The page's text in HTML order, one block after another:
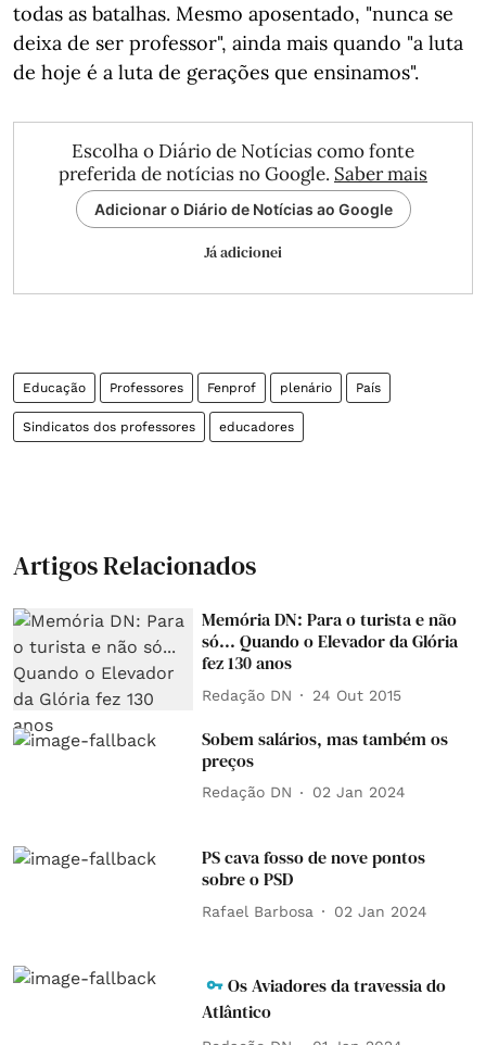
todas as batalhas. Mesmo aposentado, "nunca se
deixa de ser professor", ainda mais quando "a luta
de hoje é a luta de gerações que ensinamos".
Escolha o Diário de Notícias como fonte
preferida de notícias no Google. Saber mais
Adicionar o Diário de Notícias ao Google
Já adicionei
Educação Professores Fenprof plenário País
Sindicatos dos professores educadores
Artigos Relacionados
Memória DN: Para o turista e não
só... Quando o Elevador da Glória
fez 130 anos
Redação DN 24 Out 2015
Sobem salários, mas também os
preços
Redação DN 02 Jan 2024
PS cava fosso de nove pontos
sobre o PSD
Rafael Barbosa 02 Jan 2024
Os Aviadores da travessia do
Atlântico